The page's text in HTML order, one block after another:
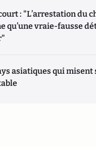
: "L’arrestation du
qu’une vraie-fausse
asiatiques qui misent